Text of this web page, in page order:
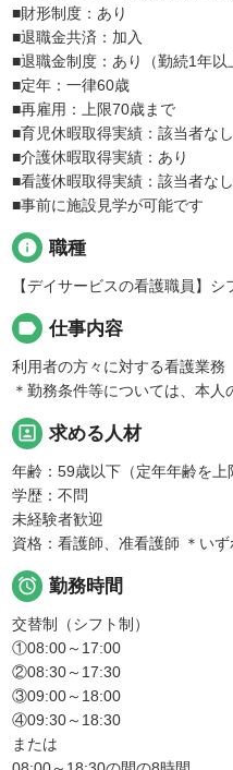
■財形制度：あり
■退職金共済：加入
■退職金制度：あり（勤続1年以
■定年：一律60歳
■再雇用：上限70歳まで
■育児休暇取得実績：該当者なし
■介護休暇取得実績：あり
■看護休暇取得実績：該当者なし
■事前に施設見学が可能です
info 職種
【デイサービスの看護職員】
label 仕事内容
利用者の方々に対する看護業務
＊勤務条件等については、本人
portrait 求める人材
年齢：59歳以下（定年年齢を上
学歴：不問
未経験者歓迎
資格：看護師、准看護師 ＊い
 勤務時間
交替制（シフト制）
①08:00～17:00
②08:30～17:30
③09:00～18:00
④09:30～18:30
または